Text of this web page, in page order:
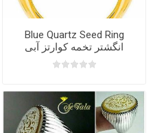
Blue Quartz Seed Ring
انگشتر تخمه کوارتز آبی